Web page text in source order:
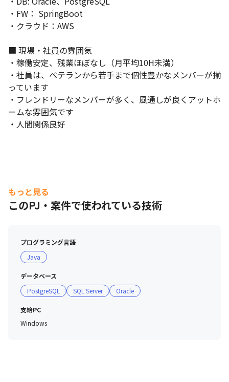
・FW： SpringBoot
・クラウド：AWS
■ 現場・社員の雰囲気
・稼働安定、残業ほぼなし（月平均10H未満）
・社員は、ベテランから若手まで個性豊かなメンバーが揃
っています
・フレンドリーなメンバーが多く、風通しが良くアットホ
ームな雰囲気です
・人間関係良好
もっと見る
このPJ・案件で使われている技術
プログラミング言語
Java
データベース
PostgreSQL
SQL Server Oracle
支給PC
Windows